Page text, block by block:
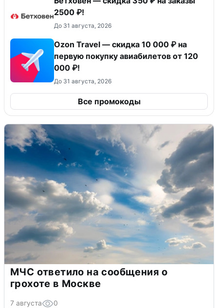
2500 ₽!
До 31 августа, 2026
Ozon Travel — скидка 10 000 ₽ на
первую покупку авиабилетов от 120
000 ₽!
До 31 августа, 2026
Все промокоды
МЧС ответило на сообщения о
грохоте в Москве
7 августа 0